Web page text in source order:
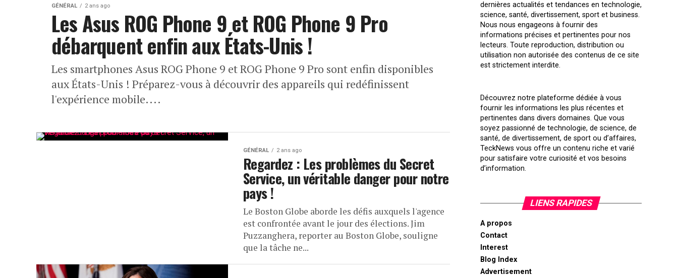
GÉNÉRAL 2 ans ago
Les Asus ROG Phone 9 et ROG Phone 9 Pro
débarquent enfin aux États-Unis !
Les smartphones Asus ROG Phone 9 et ROG Phone 9 Pro sont enfin disponibles
aux États-Unis ! Préparez-vous à découvrir des appareils qui redéfinissent
l'expérience mobile....
GÉNÉRAL 2 ans ago
Regardez : Les problèmes du Secret
Service, un véritable danger pour notre
pays !
Le Boston Globe aborde les défis auxquels l'agence
est confrontée avant le jour des élections. Jim
Puzzanghera, reporter au Boston Globe, souligne
que la tâche ne...
dernières actualités et tendances en technologie,
science, santé, divertissement, sport et business.
Nous nous engageons à fournir des
informations précises et pertinentes pour nos
lecteurs. Toute reproduction, distribution ou
utilisation non autorisée des contenus de ce site
est strictement interdite.
Découvrez notre plateforme dédiée à vous
fournir les informations les plus récentes et
pertinentes dans divers domaines. Que vous
soyez passionné de technologie, de science, de
santé, de divertissement, de sport ou d’affaires,
TeckNews vous offre un contenu riche et varié
pour satisfaire votre curiosité et vos besoins
d’information.
LIENS RAPIDES
A propos
Contact
Interest
Blog Index
Advertisement